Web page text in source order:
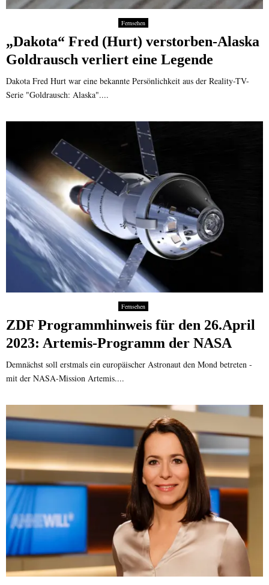
Fernsehen
„Dakota“ Fred (Hurt) verstorben-Alaska
Goldrausch verliert eine Legende
Dakota Fred Hurt war eine bekannte Persönlichkeit aus der Reality-TV-
Serie "Goldrausch: Alaska"....
Fernsehen
ZDF Programmhinweis für den 26.April
2023: Artemis-Programm der NASA
Demnächst soll erstmals ein europäischer Astronaut den Mond betreten -
mit der NASA-Mission Artemis....